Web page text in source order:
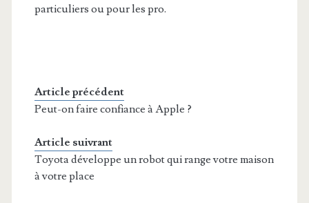
particuliers ou pour les pro.
Article précédent
Peut-on faire confiance à Apple ?
Article suivrant
Toyota développe un robot qui range votre maison
à votre place